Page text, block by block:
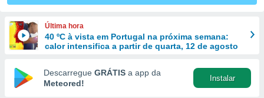
das
e
forma
digital
Última hora
40 ºC à vista em Portugal na próxima semana:
calor intensifica a partir de quarta, 12 de agosto
Descarregue GRÁTIS a app da
Meteored!
Instalar